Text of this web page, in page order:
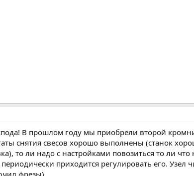
В прошлом году мы приобрели второй
снятия свесов хорошо выполнены (станок
то ли надо с настройками повозиться то ли
приходится регулировать его. Узел
фрезы)